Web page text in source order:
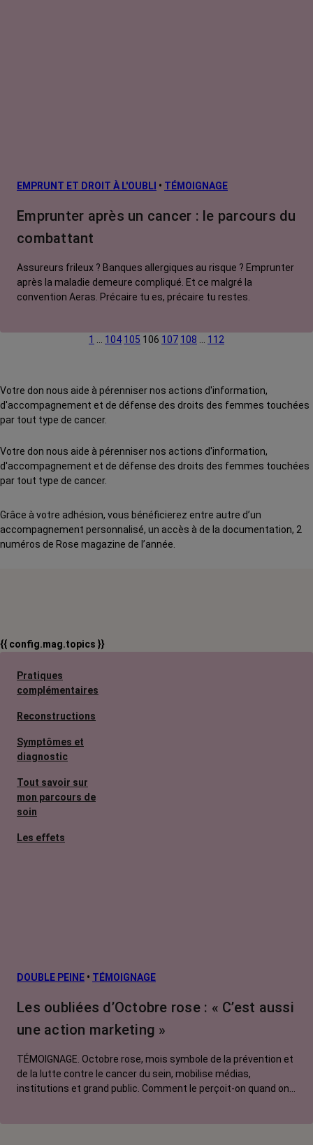
EMPRUNT ET DROIT À L'OUBLI • TÉMOIGNAGE
Emprunter après un cancer : le parcours du
combattant
Assureurs frileux ? Banques allergiques au risque ? Emprunter
après la maladie demeure compliqué. Et ce malgré la
convention Aeras. Précaire tu es, précaire tu restes.
1 104 105 106 107 108 112
Votre don nous aide à pérenniser nos actions d'information,
d'accompagnement et de défense des droits des femmes touchées
par tout type de cancer.
Votre don nous aide à pérenniser nos actions d'information,
d'accompagnement et de défense des droits des femmes touchées
par tout type de cancer.
Grâce à votre adhésion, vous bénéficierez entre autre d’un
accompagnement personnalisé, un accès à de la documentation, 2
numéros de Rose magazine de l’année.
{{ config.mag.topics }}
Pratiques
complémentaires
Reconstructions
Symptômes et
diagnostic
Tout savoir sur
mon parcours de
soin
Les effets
L’après cancer
Traitements
contre le cancer
DOUBLE PEINE • TÉMOIGNAGE
Les oubliées d’Octobre rose : « C’est aussi
une action marketing »
TÉMOIGNAGE. Octobre rose, mois symbole de la prévention et
de la lutte contre le cancer du sein, mobilise médias,
institutions et grand public. Comment le perçoit-on quand on